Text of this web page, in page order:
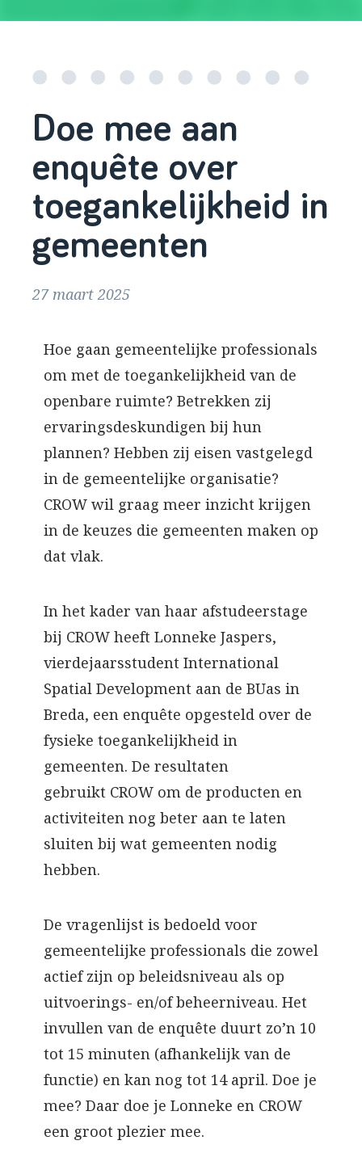
Doe mee aan
enquête over
toegankelijkheid in
gemeenten
27 maart 2025
Hoe gaan gemeentelijke professionals
om met de toegankelijkheid van de
openbare ruimte? Betrekken zij
ervaringsdeskundigen bij hun
plannen? Hebben zij eisen vastgelegd
in de gemeentelijke organisatie?
CROW wil graag meer inzicht krijgen
in de keuzes die gemeenten maken op
dat vlak.
In het kader van haar afstudeerstage
bij CROW heeft Lonneke Jaspers,
vierdejaarsstudent International
Spatial Development aan de BUas in
Breda, een enquête opgesteld over de
fysieke toegankelijkheid in
gemeenten. De resultaten
gebruikt CROW om de producten en
activiteiten nog beter aan te laten
sluiten bij wat gemeenten nodig
hebben.
De vragenlijst is bedoeld voor
gemeentelijke professionals die zowel
actief zijn op beleidsniveau als op
uitvoerings- en/of beheerniveau. Het
invullen van de enquête duurt zo’n 10
tot 15 minuten (afhankelijk van de
functie) en kan nog tot 14 april. Doe je
mee? Daar doe je Lonneke en CROW
een groot plezier mee.